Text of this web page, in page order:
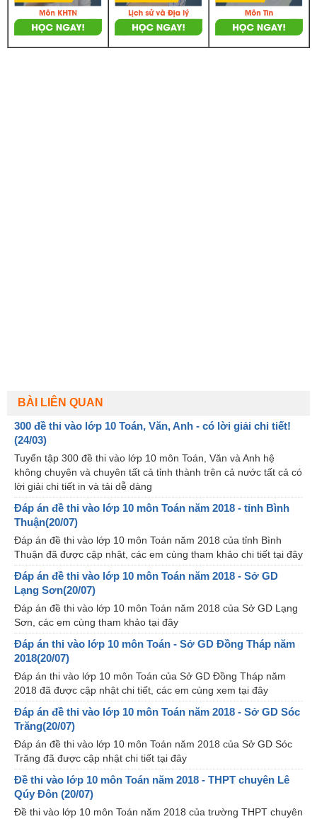
BÀI LIÊN QUAN
300 đề thi vào lớp 10 Toán, Văn, Anh - có lời giải chi tiết!
(24/03)
Tuyển tập 300 đề thi vào lớp 10 môn Toán, Văn và Anh hệ
không chuyên và chuyên tất cả tỉnh thành trên cả nước tất cả có
lời giải chi tiết in và tải dễ dàng
Đáp án đề thi vào lớp 10 môn Toán năm 2018 - tỉnh Bình
Thuận(20/07)
Đáp án đề thi vào lớp 10 môn Toán năm 2018 của tỉnh Bình
Thuận đã được cập nhật, các em cùng tham khảo chi tiết tại đây
Đáp án đề thi vào lớp 10 môn Toán năm 2018 - Sở GD
Lạng Sơn(20/07)
Đáp án đề thi vào lớp 10 môn Toán năm 2018 của Sở GD Lạng
Sơn, các em cùng tham khảo tại đây
Đáp án thi vào lớp 10 môn Toán - Sở GD Đồng Tháp năm
2018(20/07)
Đáp án thi vào lớp 10 môn Toán của Sở GD Đồng Tháp năm
2018 đã được cập nhật chi tiết, các em cùng xem tại đây
Đáp án đề thi vào lớp 10 môn Toán năm 2018 - Sở GD Sóc
Trăng(20/07)
Đáp án đề thi vào lớp 10 môn Toán năm 2018 của Sở GD Sóc
Trăng đã được cập nhật chi tiết tại đây
Đề thi vào lớp 10 môn Toán năm 2018 - THPT chuyên Lê
Qúy Đôn (20/07)
Đề thi vào lớp 10 môn Toán năm 2018 của trường THPT chuyên